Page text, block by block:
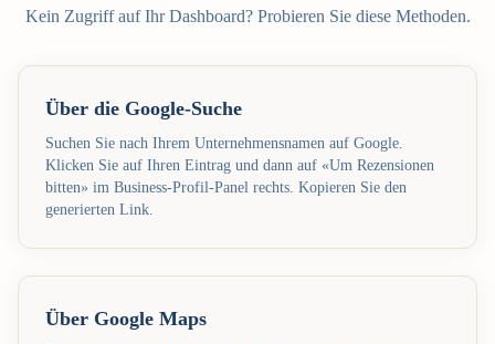
Kein Zugriff auf Ihr Dashboard? Probieren Sie diese Methoden.
Über die Google-Suche
Suchen Sie nach Ihrem Unternehmensnamen auf Google.
Klicken Sie auf Ihren Eintrag und dann auf «Um Rezensionen
bitten» im Business-Profil-Panel rechts. Kopieren Sie den
generierten Link.
Über Google Maps